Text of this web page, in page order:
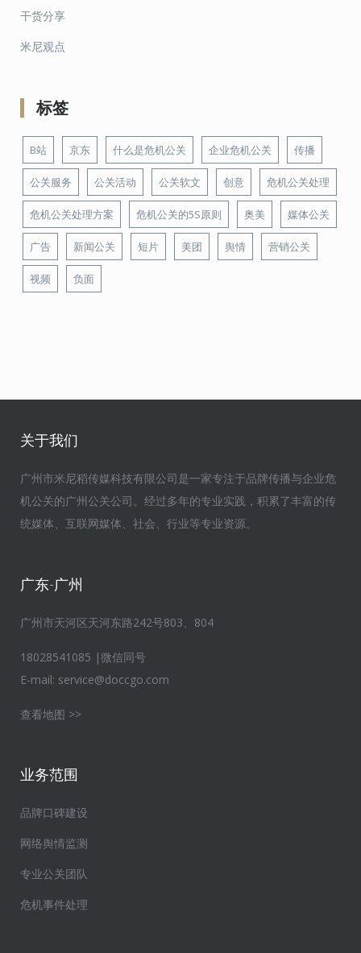
干货分享
米尼观点
标签
B站 京东 什么是危机公关 企业危机公关 传播
公关服务 公关活动 公关软文 创意 危机公关处理
危机公关处理方案 危机公关的5S原则 奥美 媒体公关
广告 新闻公关 短片 美团 舆情 营销公关
视频 负面
关于我们
广州市米尼稻传媒科技有限公司是一家专注于品牌传播与企业危
机公关的广州公关公司。经过多年的专业实践，积累了丰富的传
统媒体、互联网媒体、社会、行业等专业资源。
广东-广州
广州市天河区天河东路242号803、804
18028541085 |微信同号
E-mail: service@doccgo.com
查看地图 >>
业务范围
品牌口碑建设
网络舆情监测
专业公关团队
危机事件处理